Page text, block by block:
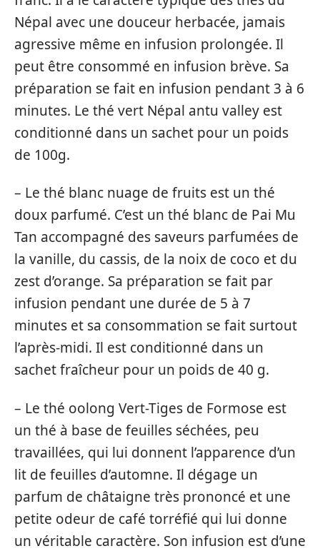
Népal avec une douceur herbacée, jamais
agressive même en infusion prolongée. Il
peut être consommé en infusion brève. Sa
préparation se fait en infusion pendant 3 à 6
minutes. Le thé vert Népal antu valley est
conditionné dans un sachet pour un poids
de 100g.
– Le thé blanc nuage de fruits est un thé
doux parfumé. C’est un thé blanc de Pai Mu
Tan accompagné des saveurs parfumées de
la vanille, du cassis, de la noix de coco et du
zest d’orange. Sa préparation se fait par
infusion pendant une durée de 5 à 7
minutes et sa consommation se fait surtout
l’après-midi. Il est conditionné dans un
sachet fraîcheur pour un poids de 40 g.
– Le thé oolong Vert-Tiges de Formose est
un thé à base de feuilles séchées, peu
travaillées, qui lui donnent l’apparence d’un
lit de feuilles d’automne. Il dégage un
parfum de châtaigne très prononcé et une
petite odeur de café torréfié qui lui donne
un véritable caractère. Son infusion est d’une